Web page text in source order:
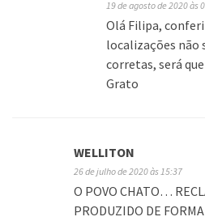
19 de agosto de 2020 às
Olá Filipa,
localizações não
corretas, será
Grato
WELLITON
26 de julho de 2020 às 15:37
O POVO CHATO…
PRODUZIDO DE